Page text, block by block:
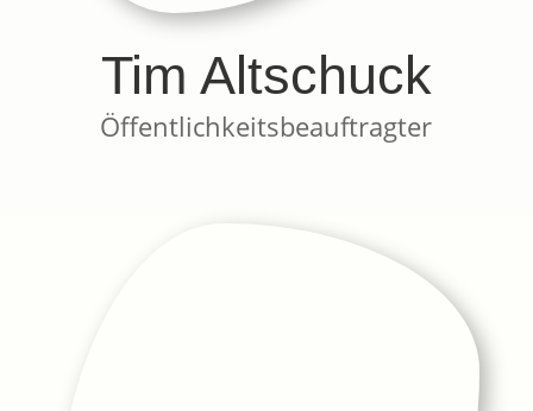
Tim Altschuck
Öffentlichkeitsbeauftragter